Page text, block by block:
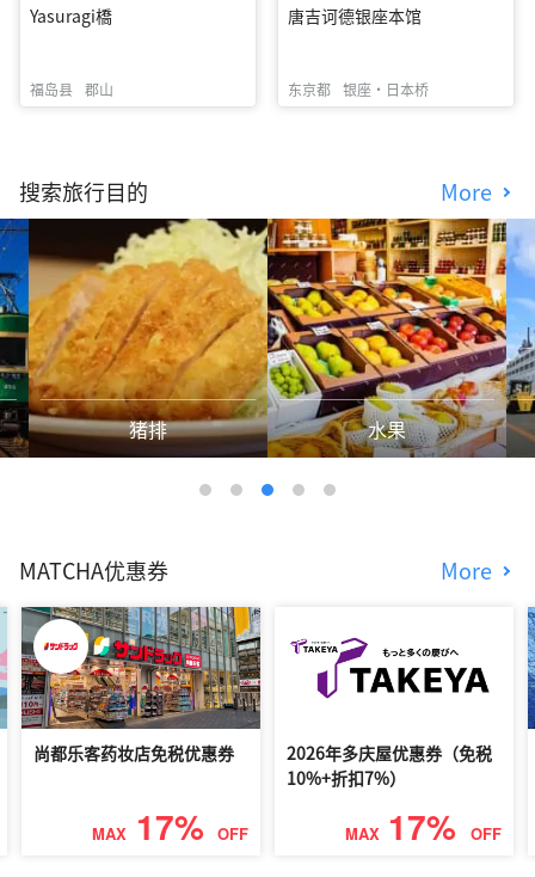
Yasuragi橋
福岛县 郡山
唐吉诃德银座本馆
东京都 银座・日本桥
搜索旅行目的 More
猪排 水果
MATCHA优惠券 More
尚都乐客药妆店免税优惠券
MAX 17% OFF
2026年多庆屋优惠券（免税
10%+折扣7%）
MAX 17% OFF